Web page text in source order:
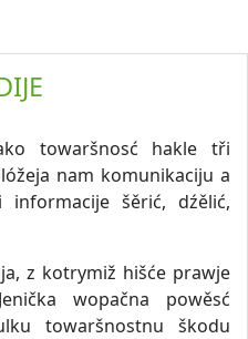
towaršnosć hakle tři
nam komunikaciju a
šěrić, dźělić,
z kotrymiž hišće prawje
wopačna powěsć
towaršnostnu škodu